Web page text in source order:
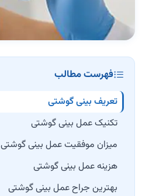
فهرست مطالب
تعریف بینی گوشتی
تکنیک عمل بینی گوشتی
میزان موفقیت عمل بینی گوشتی
هزینه عمل بینی گوشتی
بهترین جراح عمل بینی گوشتی